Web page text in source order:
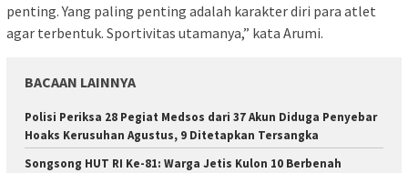
penting. Yang paling penting adalah karakter diri para atlet
agar terbentuk. Sportivitas utamanya,” kata Arumi.
BACAAN LAINNYA
Polisi Periksa 28 Pegiat Medsos dari 37 Akun Diduga Penyebar
Hoaks Kerusuhan Agustus, 9 Ditetapkan Tersangka
Songsong HUT RI Ke-81: Warga Jetis Kulon 10 Berbenah